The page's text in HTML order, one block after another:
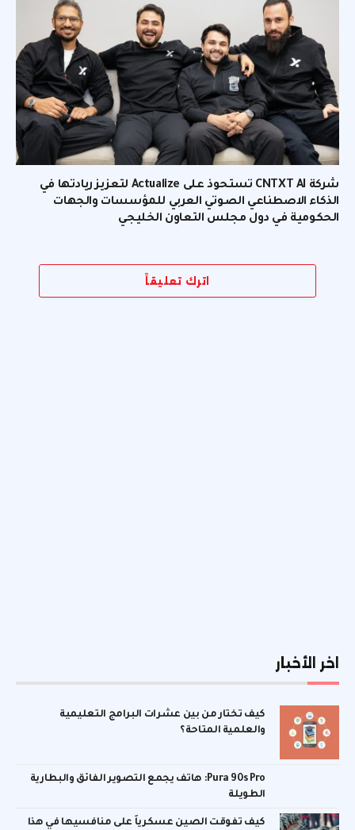
شركة CNTXT AI تستحوذ على Actualize لتعزيز ريادتها في
الذكاء الاصطناعي الصوتي العربي للمؤسسات والجهات
الحكومية في دول مجلس التعاون الخليجي
اترك تعليقاً
اخر الأخبار
كيف تختار من بين عشرات البرامج التعليمية
والعلمية المتاحة؟
Pura 90s Pro: هاتف يجمع التصوير الفائق والبطارية
الطويلة
كيف تفوقت الصين عسكرياً على منافسيها في هذا